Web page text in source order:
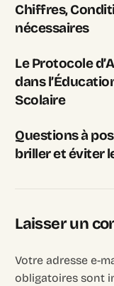
Chiffres,
nécessaires
Le Protocole
dans
Scolaire
Questions à
briller et éviter
Laisser un
Votre adresse e-
obligatoires sont